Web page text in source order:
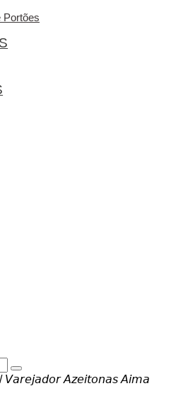
Portões
/ 𝘝𝘢𝘳𝘦𝘫𝘢𝘥𝘰𝘳 𝘈𝘻𝘦𝘪𝘵𝘰𝘯𝘢𝘴 𝘈𝘪𝘮𝘢